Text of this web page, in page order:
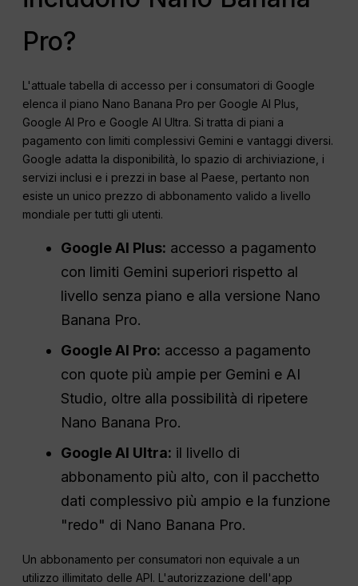
Pro?
L'attuale tabella di accesso per i consumatori di Google
elenca il piano Nano Banana Pro per Google AI Plus,
Google AI Pro e Google AI Ultra. Si tratta di piani a
pagamento con limiti complessivi Gemini e vantaggi diversi.
Google adatta la disponibilità, lo spazio di archiviazione, i
servizi inclusi e i prezzi in base al Paese, pertanto non
esiste un unico prezzo di abbonamento valido a livello
mondiale per tutti gli utenti.
Google AI Plus: accesso a pagamento
con limiti Gemini superiori rispetto al
livello senza piano e alla versione Nano
Banana Pro.
Google AI Pro: accesso a pagamento
con quote più ampie per Gemini e AI
Studio, oltre alla possibilità di ripetere
Nano Banana Pro.
Google AI Ultra: il livello di
abbonamento più alto, con il pacchetto
dati complessivo più ampio e la funzione
"redo" di Nano Banana Pro.
Un abbonamento per consumatori non equivale a un
utilizzo illimitato delle API. L'autorizzazione dell'app